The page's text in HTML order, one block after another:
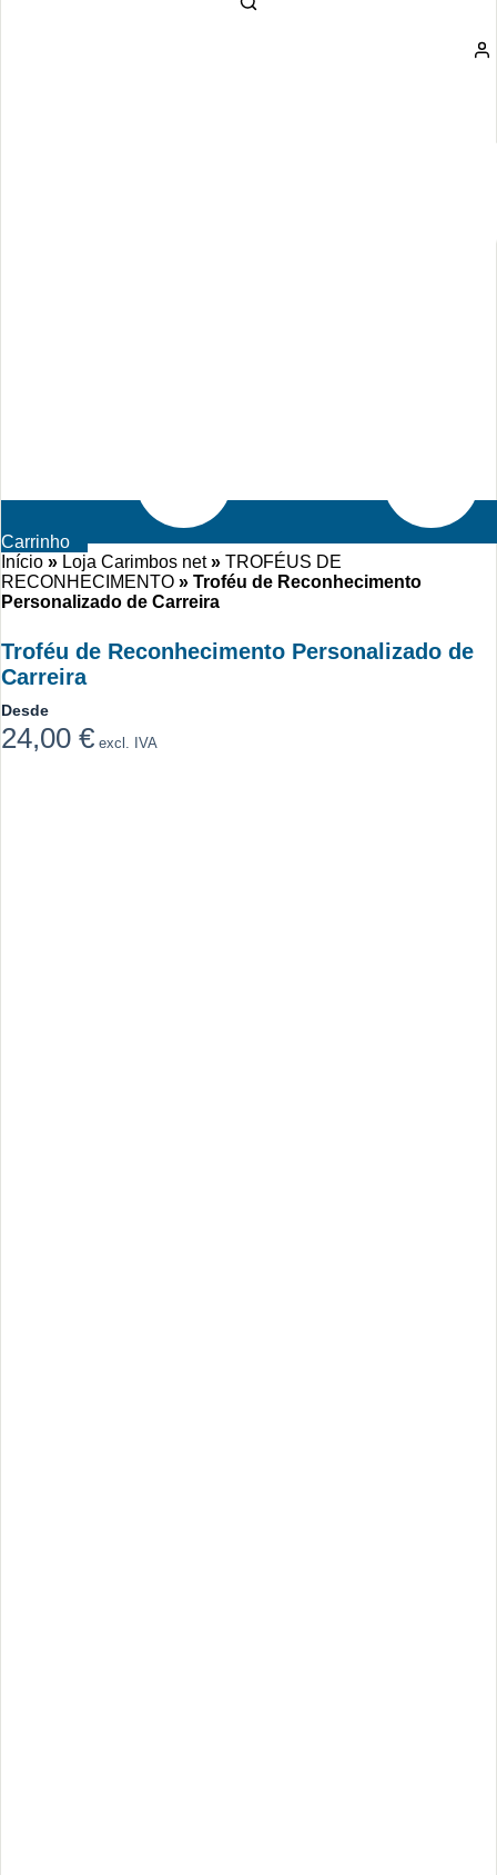
Carrinho
Início » Loja Carimbos net» TROFÉUS DE
RECONHECIMENTO » Troféu de Reconhecimento
Personalizado de Carreira
Troféu de Reconhecimento Personalizado de
Carreira
Desde
24,00 € excl. IVA